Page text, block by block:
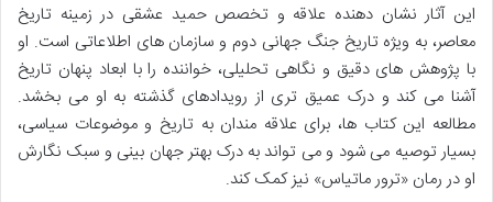
این آثار نشان دهنده علاقه و تخصص حمید عشقی در زمینه تاریخ
معاصر، به ویژه تاریخ جنگ جهانی دوم و سازمان های اطلاعاتی است. او
با پژوهش های دقیق و نگاهی تحلیلی، خواننده را با ابعاد پنهان تاریخ
آشنا می کند و درک عمیق تری از رویدادهای گذشته به او می بخشد.
مطالعه این کتاب ها، برای علاقه مندان به تاریخ و موضوعات سیاسی،
بسیار توصیه می شود و می تواند به درک بهتر جهان بینی و سبک نگارش
او در رمان «ترور ماتیاس» نیز کمک کند.